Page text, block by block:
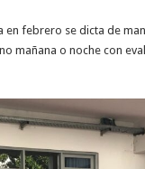
en febrero se dicta de
mañana o noche con